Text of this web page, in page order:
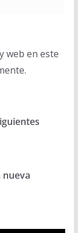
web en este
nueva